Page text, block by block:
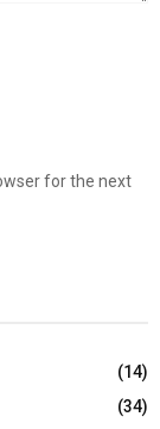
for the next
(14)
(34)